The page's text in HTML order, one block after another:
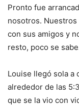
Pronto fue
nosotros.
con sus amigos y
resto, poco se
Louise llegó sola a
alrededor de las
que se la vio con